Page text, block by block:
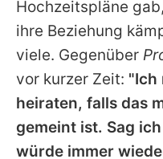
Hochzeitspläne
ihre Beziehung
viele. Gegenüber
vor kurzer Zeit: "Ich
heiraten, falls das
gemeint ist. Sag
würde immer